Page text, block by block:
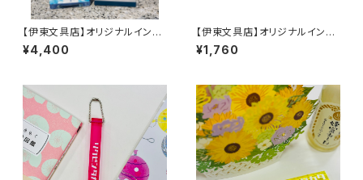
【伊東文具店】オリジナルインク
「高田のあわい」50ml
¥4,400
【伊東文具店】オリジナルインク
「たかたの彩り」20ml
¥1,760